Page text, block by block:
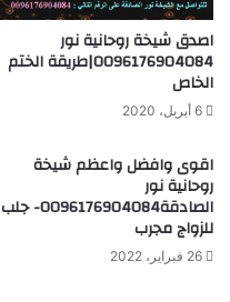
اصدق شيخة روحانية نور
0096176904084|طريقة الختم
الخاص
6 أبريل، 2020
اقوى وافضل واعظم شيخة
روحانية نور
الصادقة0096176904084- جلب
للزواج مجرب
26 فبراير، 2022